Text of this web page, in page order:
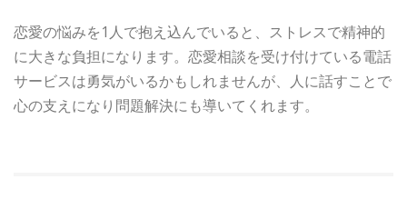
恋愛の悩みを1人で抱え込んでいると、ストレスで精神的
に大きな負担になります。恋愛相談を受け付けている電話
サービスは勇気がいるかもしれませんが、人に話すことで
心の支えになり問題解決にも導いてくれます。